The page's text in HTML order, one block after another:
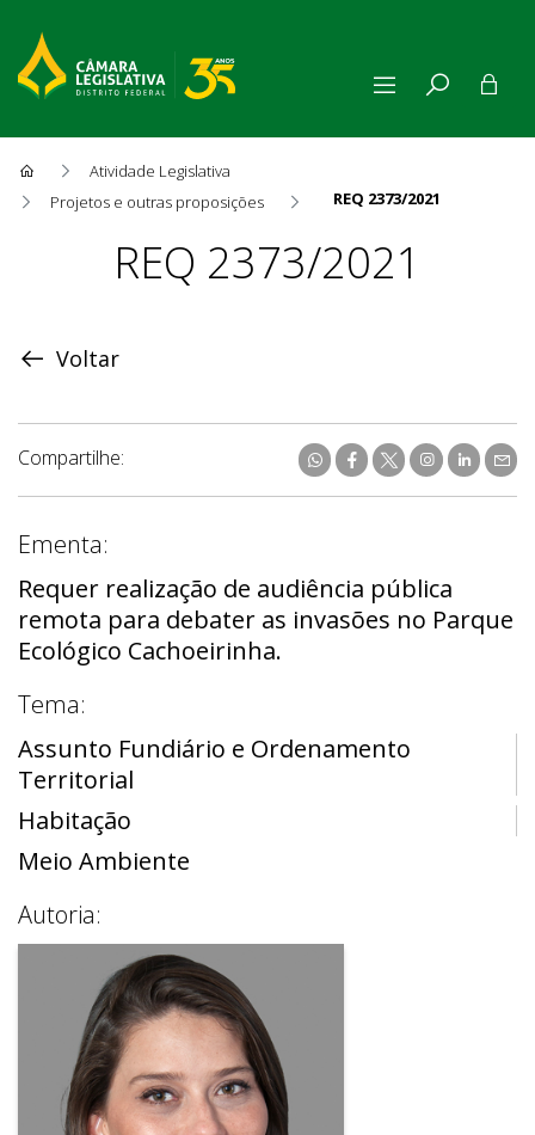
Atividade Legislativa
Projetos e outras proposições
REQ 2373/2021
ProposiçãoREQ 2373/2021
Voltar
Compartilhe:
Ementa:
Requer realização de audiência pública
remota para debater as invasões no Parque
Ecológico Cachoeirinha.
Tema:
Assunto Fundiário e Ordenamento
Territorial
Habitação
Meio Ambiente
Autoria: